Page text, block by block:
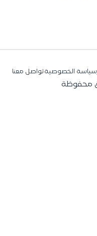
سياسة الخصوصيةتواصل معنا